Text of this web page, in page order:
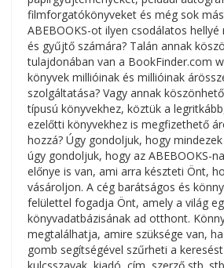
filmforgatókönyveket és még sok
ABEBOOKS-ot ilyen csodálatos
és gyűjtő számára? Talán annak
tulajdonában van a BookFinder.com
könyvek millióinak és millióinak
szolgáltatása? Vagy annak
típusú könyvekhez, köztük a
ezelőtti könyvekhez is megfizethető
hozzá? Úgy gondoljuk, hogy
úgy gondoljuk, hogy az ABEBOOKS-
előnye is van, ami arra készteti Önt,
vásároljon. A cég barátságos és
felülettel fogadja Önt, amely a világ
könyvadatbázisának ad otthont.
megtalálhatja, amire szüksége van,
gomb segítségével szűrheti a